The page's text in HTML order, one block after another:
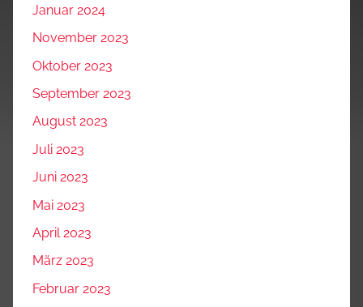
Januar 2024
November 2023
Oktober 2023
September 2023
August 2023
Juli 2023
Juni 2023
Mai 2023
April 2023
März 2023
Februar 2023